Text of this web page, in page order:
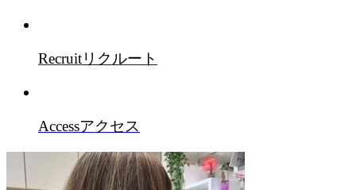
Recruitリクルート
Accessアクセス